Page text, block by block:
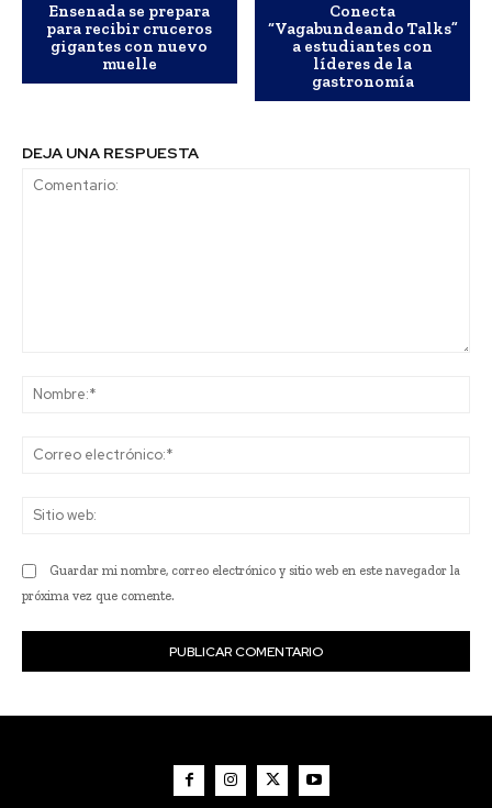
Ensenada se prepara
para recibir cruceros
gigantes con nuevo
muelle
Conecta
“Vagabundeando Talks”
a estudiantes con
líderes de la
gastronomía
DEJA UNA RESPUESTA
Guardar mi nombre, correo electrónico y sitio web en este navegador la
próxima vez que comente.